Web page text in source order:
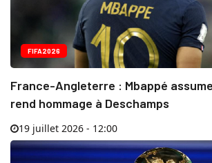
FIFA2026
France-Angleterre : Mbappé
rend hommage à Deschamps
19 juillet 2026 - 12:00